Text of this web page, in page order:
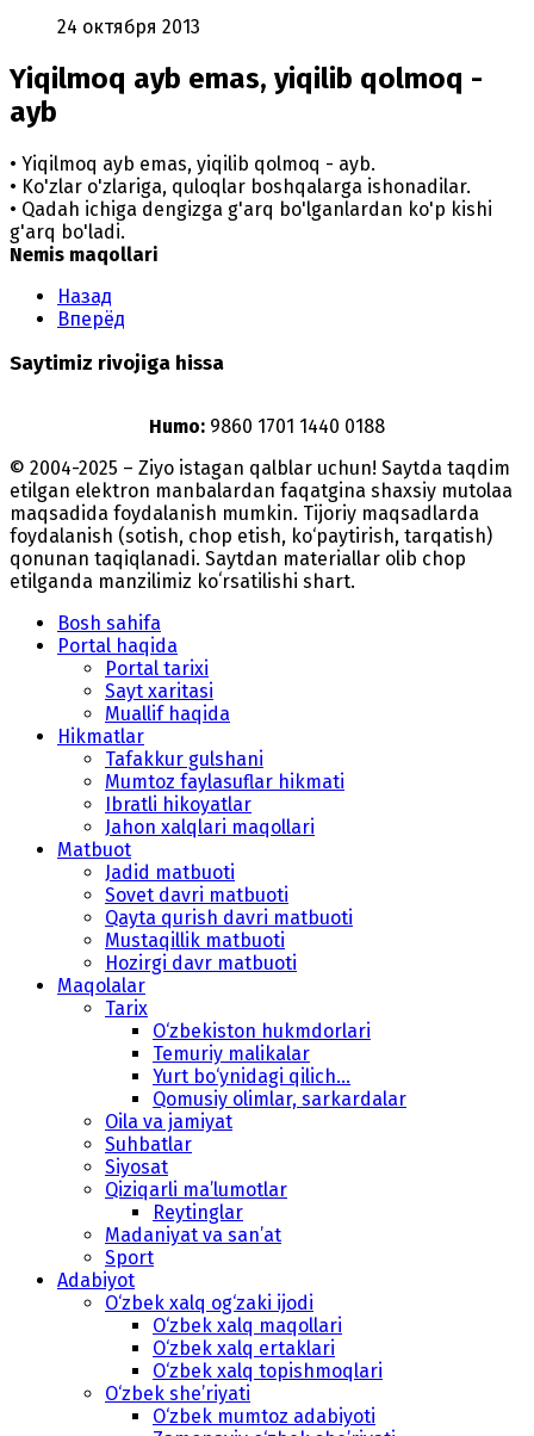
24 октября 2013
Yiqilmoq ayb emas, yiqilib qolmoq -
ayb
• Yiqilmoq ayb emas, yiqilib qolmoq - ayb.
• Ko'zlar o'zlariga, quloqlar boshqalarga ishonadilar.
• Qadah ichiga dengizga g'arq bo'lganlardan ko'p kishi
g'arq bo'ladi.
Nemis maqollari
Назад
Вперёд
Saytimiz rivojiga hissa
Humo: 9860 1701 1440 0188
© 2004-2025 – Ziyo istagan qalblar uchun! Saytda taqdim
etilgan elektron manbalardan faqatgina shaxsiy mutolaa
maqsadida foydalanish mumkin. Tijoriy maqsadlarda
foydalanish (sotish, chop etish, ko‘paytirish, tarqatish)
qonunan taqiqlanadi. Saytdan materiallar olib chop
etilganda manzilimiz koʻrsatilishi shart.
Bosh sahifa
Portal haqida
Portal tarixi
Sayt xaritasi
Muallif haqida
Hikmatlar
Tafakkur gulshani
Mumtoz faylasuflar hikmati
Ibratli hikoyatlar
Jahon xalqlari maqollari
Matbuot
Jadid matbuoti
Sovet davri matbuoti
Qayta qurish davri matbuoti
Mustaqillik matbuoti
Hozirgi davr matbuoti
Maqolalar
Tarix
O‘zbekiston hukmdorlari
Temuriy malikalar
Yurt bo‘ynidagi qilich...
Qomusiy olimlar, sarkardalar
Oila va jamiyat
Suhbatlar
Siyosat
Qiziqarli ma’lumotlar
Reytinglar
Madaniyat va san’at
Sport
Adabiyot
O‘zbek xalq og‘zaki ijodi
O‘zbek xalq maqollari
O‘zbek xalq ertaklari
O‘zbek xalq topishmoqlari
O‘zbek she’riyati
O‘zbek mumtoz adabiyoti